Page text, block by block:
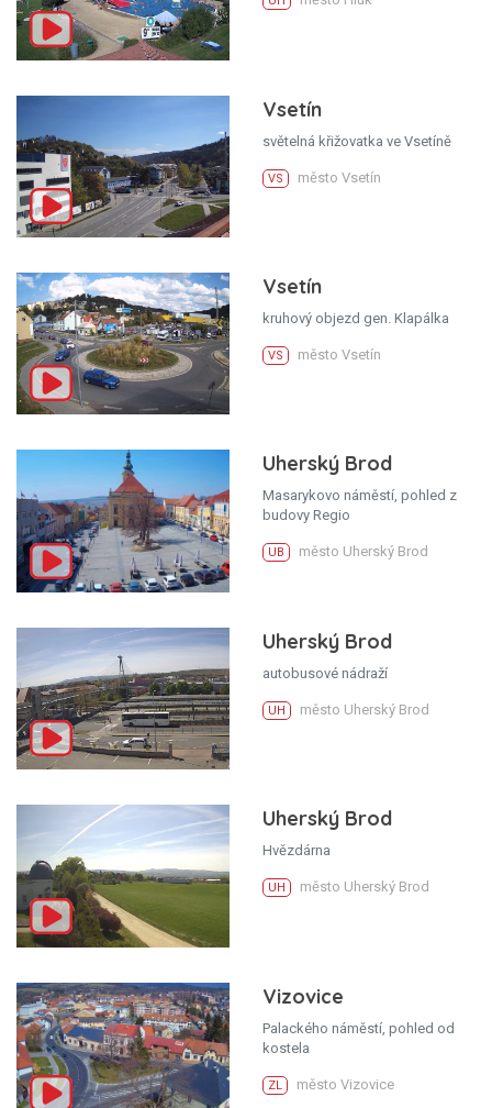
Vsetín
světelná křižovatka ve Vsetíně
VS město Vsetín
Vsetín
kruhový objezd gen. Klapálka
VS město Vsetín
Uherský Brod
Masarykovo náměstí, pohled z
budovy Regio
UB město Uherský Brod
Uherský Brod
autobusové nádraží
UH město Uherský Brod
Uherský Brod
Hvězdárna
UH město Uherský Brod
Vizovice
Palackého náměstí, pohled od
kostela
ZL město Vizovice